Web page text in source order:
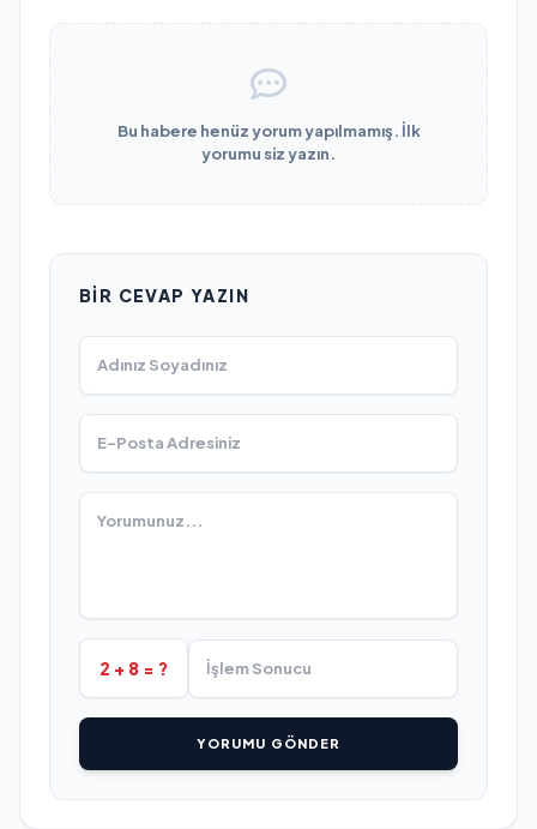
Bu habere henüz yorum yapılmamış. İlk
yorumu siz yazın.
BIR CEVAP YAZIN
2 + 8 = ?
YORUMU GÖNDER